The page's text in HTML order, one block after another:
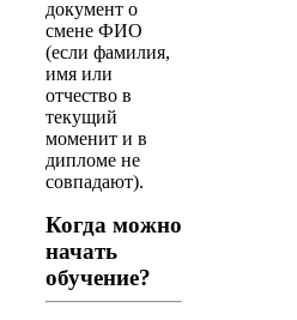
документ о
смене ФИО
(если фамилия,
имя или
отчество в
текущий
моменит и в
дипломе не
совпадают).
Когда можно
начать
обучение?